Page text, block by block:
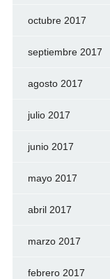
octubre 2017
septiembre 2017
agosto 2017
julio 2017
junio 2017
mayo 2017
abril 2017
marzo 2017
febrero 2017